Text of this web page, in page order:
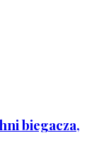
biegacza,